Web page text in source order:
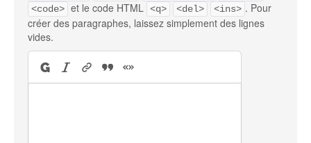
<code> et le code HTML <q> <del> <ins> . Pour
créer des paragraphes, laissez simplement des lignes
vides.